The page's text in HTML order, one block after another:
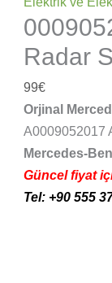
Radar
99€
Orjinal
A0009052017
Mercedes-
Güncel fiyat
Tel: +90 555